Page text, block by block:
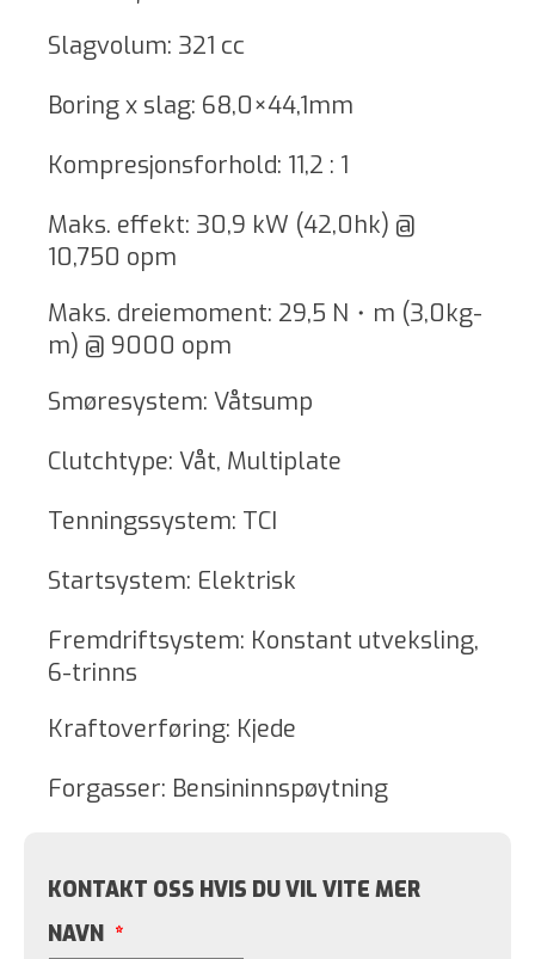
Slagvolum: 321 cc
Boring x slag: 68,0×44,1mm
Kompresjonsforhold: 11,2 : 1
Maks. effekt: 30,9 kW (42,0hk) @
10,750 opm
Maks. dreiemoment: 29,5 N・m (3,0kg-
m) @ 9000 opm
Smøresystem: Våtsump
Clutchtype: Våt, Multiplate
Tenningssystem: TCI
Startsystem: Elektrisk
Fremdriftsystem: Konstant utveksling,
6-trinns
Kraftoverføring: Kjede
Forgasser: Bensininnspøytning
KONTAKT OSS HVIS DU VIL VITE MER
NAVN *